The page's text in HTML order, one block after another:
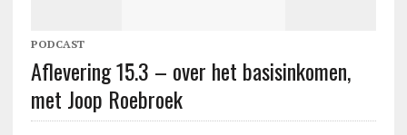
PODCAST
Aflevering 15.3 – over het basisinkomen,
met Joop Roebroek